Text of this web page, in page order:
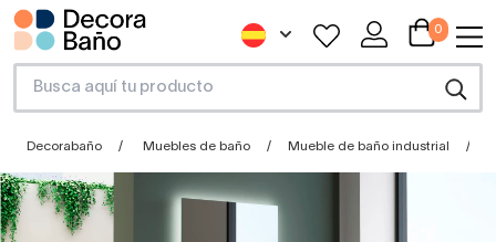
0
Decorabaño Muebles de baño Mueble de baño industrial